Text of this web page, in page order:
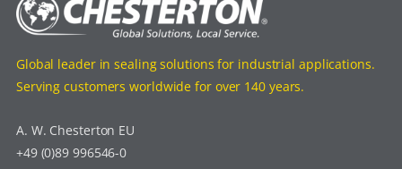
Global leader in sealing solutions for industrial applications.
Serving customers worldwide for over 140 years.
A. W. Chesterton EU
+49 (0)89 996546-0